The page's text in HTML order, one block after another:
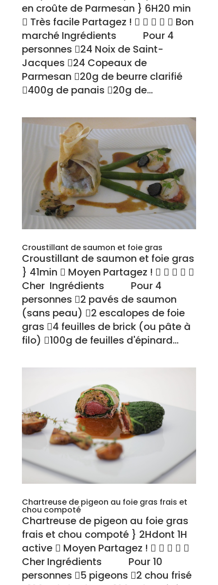
en croûte de Parmesan } 6H20 min
 Très facile Partagez !      Bon
marché Ingrédients Pour 4
personnes 24 Noix de Saint-
Jacques 24 Copeaux de
Parmesan 20g de beurre clarifié
400g de panais 20g de...
Croustillant de saumon et foie gras
Croustillant de saumon et foie gras
} 41min  Moyen Partagez !     
Cher Ingrédients Pour 4
personnes 2 pavés de saumon
(sans peau) 2 escalopes de foie
gras 4 feuilles de brick (ou pâte à
filo) 100g de feuilles d'épinard...
Chartreuse de pigeon au foie gras frais et
chou compoté
Chartreuse de pigeon au foie gras
frais et chou compoté } 2Hdont 1H
active  Moyen Partagez !     
Cher Ingrédients Pour 10
personnes 5 pigeons 2 chou frisé